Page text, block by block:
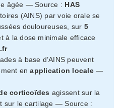
âgée — Source : HAS
(AINS) par voie orale se
douloureuses, sur 5
à la dose minimale efficace
à base d’AINS peuvent
enapplication locale—
corticoïdes agissent sur la
sur le cartilage — Source :